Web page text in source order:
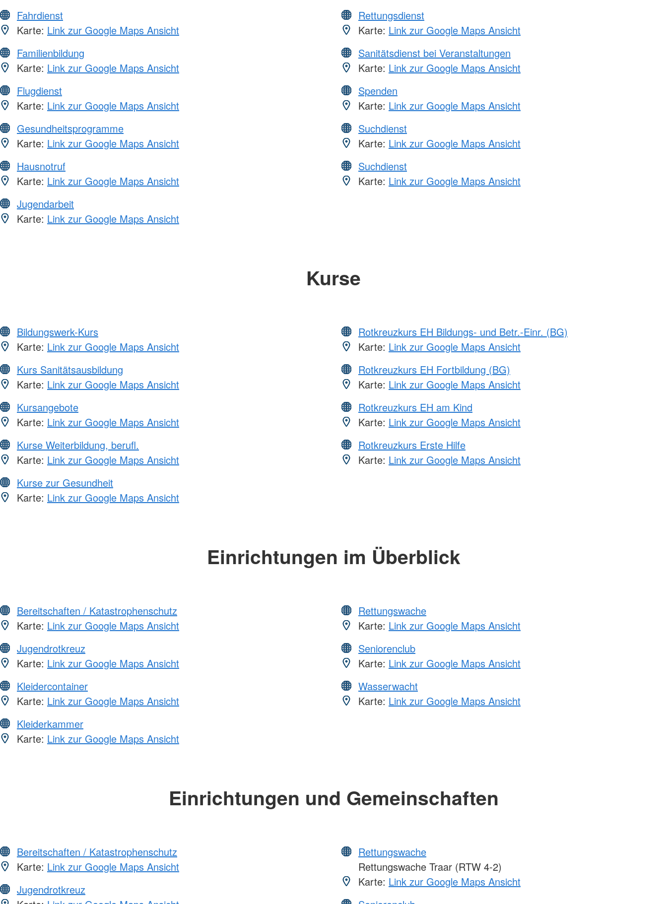
Fahrdienst
Karte: Link zur Google Maps Ansicht
Familienbildung
Karte: Link zur Google Maps Ansicht
Flugdienst
Karte: Link zur Google Maps Ansicht
Gesundheitsprogramme
Karte: Link zur Google Maps Ansicht
Hausnotruf
Karte: Link zur Google Maps Ansicht
Jugendarbeit
Karte: Link zur Google Maps Ansicht
Rettungsdienst
Karte: Link zur Google Maps Ansicht
Sanitätsdienst bei Veranstaltungen
Karte: Link zur Google Maps Ansicht
Spenden
Karte: Link zur Google Maps Ansicht
Suchdienst
Karte: Link zur Google Maps Ansicht
Suchdienst
Karte: Link zur Google Maps Ansicht
Kurse
Bildungswerk-Kurs
Karte: Link zur Google Maps Ansicht
Kurs Sanitätsausbildung
Karte: Link zur Google Maps Ansicht
Kursangebote
Karte: Link zur Google Maps Ansicht
Kurse Weiterbildung, berufl.
Karte: Link zur Google Maps Ansicht
Kurse zur Gesundheit
Karte: Link zur Google Maps Ansicht
Rotkreuzkurs EH Bildungs- und Betr.-Einr. (BG)
Karte: Link zur Google Maps Ansicht
Rotkreuzkurs EH Fortbildung (BG)
Karte: Link zur Google Maps Ansicht
Rotkreuzkurs EH am Kind
Karte: Link zur Google Maps Ansicht
Rotkreuzkurs Erste Hilfe
Karte: Link zur Google Maps Ansicht
Einrichtungen im Überblick
Bereitschaften / Katastrophenschutz
Karte: Link zur Google Maps Ansicht
Jugendrotkreuz
Karte: Link zur Google Maps Ansicht
Kleidercontainer
Karte: Link zur Google Maps Ansicht
Kleiderkammer
Karte: Link zur Google Maps Ansicht
Rettungswache
Karte: Link zur Google Maps Ansicht
Seniorenclub
Karte: Link zur Google Maps Ansicht
Wasserwacht
Karte: Link zur Google Maps Ansicht
Einrichtungen und Gemeinschaften
Bereitschaften / Katastrophenschutz
Karte: Link zur Google Maps Ansicht
Jugendrotkreuz
Rettungswache
Rettungswache Traar (RTW 4-2)
Karte: Link zur Google Maps Ansicht